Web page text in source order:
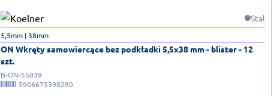
Stal
ON Wkręty samowiercące bez podkładki 5,5x38 mm - blister - 12
szt.
5,5mm | 38mm
B-ON-55038
5906675398280